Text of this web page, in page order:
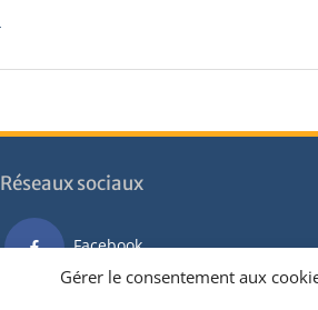
Gérer le consentement aux
Réseaux sociaux
Facebook